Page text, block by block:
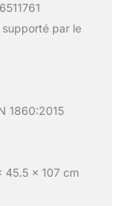
par le
1860:2015
45.5 x 107 cm